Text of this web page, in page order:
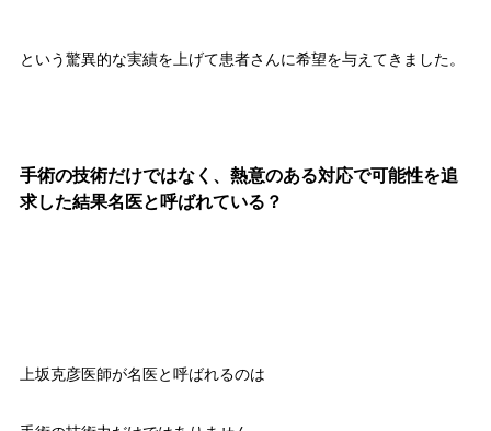
という驚異的な実績を上げて患者さんに希望を与えてきました。
手術の技術だけではなく、熱意のある対応で可能性を追
求した結果名医と呼ばれている？
上坂克彦医師が名医と呼ばれるのは